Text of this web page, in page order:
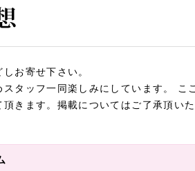
お寄せ下さい。
スタッフ一同楽しみにしています。
頂きます。掲載についてはご了承頂い